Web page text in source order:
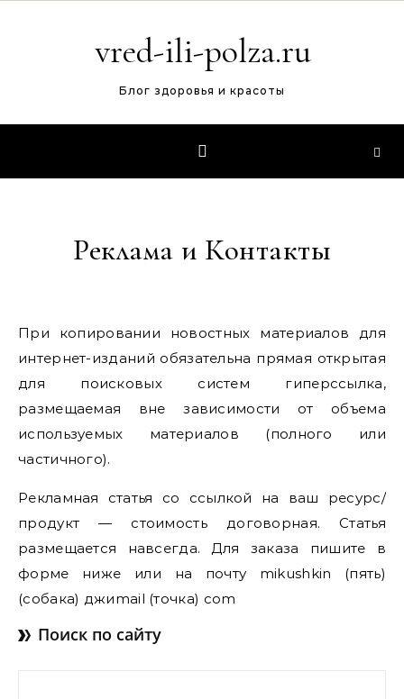
vred-ili-polza.ru
Блог здоровья и красоты
Реклама и Контакты
При копировании новостных материалов для
интернет-изданий обязательна прямая открытая
для поисковых систем гиперссылка,
размещаемая вне зависимости от объема
используемых материалов (полного или
частичного).
Рекламная статья со ссылкой на ваш ресурс/
продукт — стоимость договорная. Статья
размещается навсегда. Для заказа пишите в
форме ниже или на почту mikushkin (пять)
(собака) джиmail (точка) com
Поиск по сайту